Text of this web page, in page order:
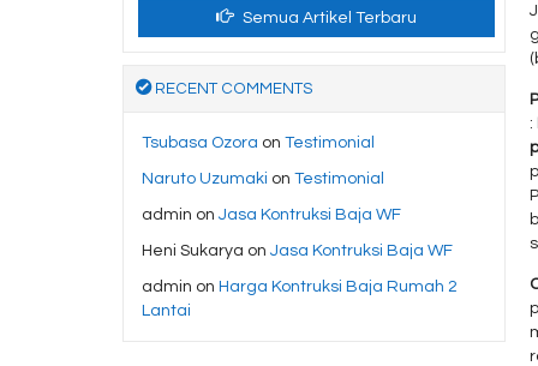
:
Semua Artikel Terbaru
RECENT COMMENTS
Tsubasa Ozora on Testimonial
Naruto Uzumaki on Testimonial
admin on Jasa Kontruksi Baja WF
Heni Sukarya on Jasa Kontruksi Baja WF
admin on Harga Kontruksi Baja Rumah 2
Lantai